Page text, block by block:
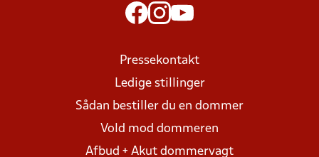
Pressekontakt
Ledige stillinger
Sådan bestiller du en dommer
Vold mod dommeren
Afbud + Akut dommervagt